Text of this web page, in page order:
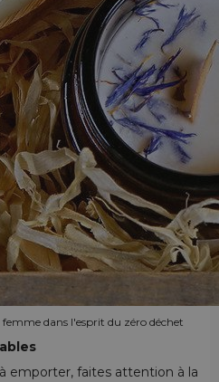
dans l'esprit du zéro déchet
emporter, faites attention à la